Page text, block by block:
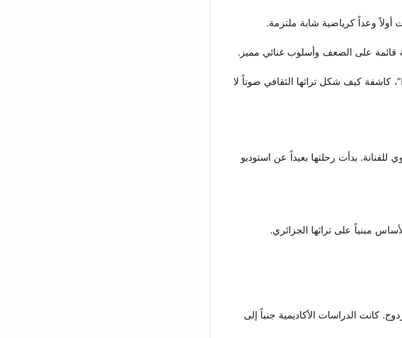
قائمة على الضعف وأسلوب غنائي مميز.
تتتبع هذه السيرة تطورها على مدى عقدين من الزمن. تستكشف المرأة وراء الأغاني مثل “Parle-moi”، كاشفة كيف شكل تراثها الثقافي صوتاً لا
بدأت رحلتها بعيداً عن استوديو
كانت الدراسات الأكاديمية جنباً إلى